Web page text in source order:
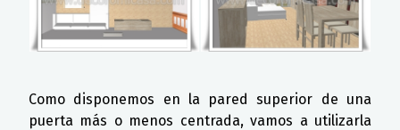
Como disponemos en la pared superior de una
puerta más o menos centrada, vamos a utilizarla